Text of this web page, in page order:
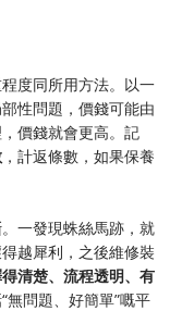
度同所用方法。以一
性問題，價錢可能由
價錢就會更高。記
，計返條數，如果保養
一發現蛛絲馬跡，就
越犀利，之後維修裝
清楚、流程透明、有
無問題、好簡單”嘅平